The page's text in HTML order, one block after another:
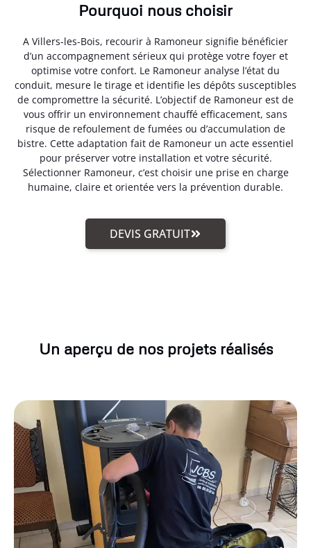
Pourquoi nous choisir
A Villers-les-Bois, recourir à Ramoneur signifie bénéficier
d’un accompagnement sérieux qui protège votre foyer et
optimise votre confort. Le Ramoneur analyse l’état du
conduit, mesure le tirage et identifie les dépôts susceptibles
de compromettre la sécurité. L’objectif de Ramoneur est de
vous offrir un environnement chauffé efficacement, sans
risque de refoulement de fumées ou d’accumulation de
bistre. Cette adaptation fait de Ramoneur un acte essentiel
pour préserver votre installation et votre sécurité.
Sélectionner Ramoneur, c’est choisir une prise en charge
humaine, claire et orientée vers la prévention durable.
DEVIS GRATUIT
Un aperçu de nos projets réalisés